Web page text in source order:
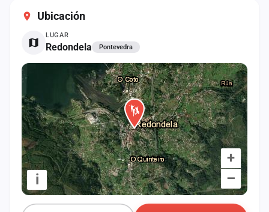
Ubicación
LUGAR
Redondela Pontevedra
+
–
i